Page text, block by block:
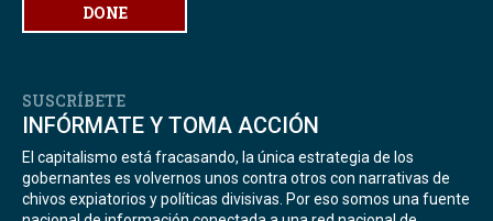
DONE
SUSCRÍBETE
INFÓRMATE Y TOMA ACCIÓN
El capitalismo está fracasando, la única estrategia de los
gobernantes es volvernos unos contra otros con narrativas de
chivos expiatorios y políticas divisivas. Por eso somos una fuente